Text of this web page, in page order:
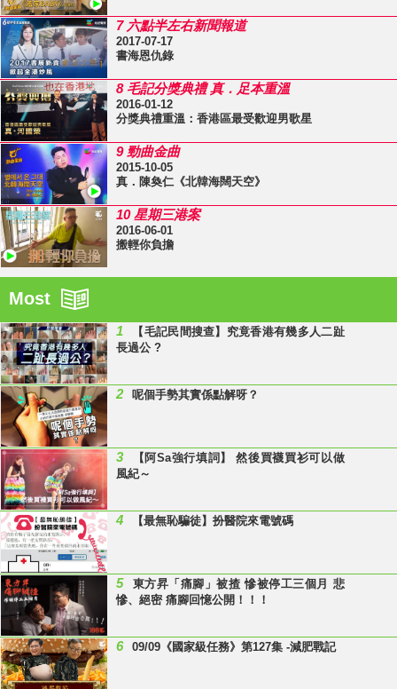
7 六點半左右新聞報道
2017-07-17
書海恩仇錄
8 毛記分獎典禮 真．足本重溫
2016-01-12
分獎典禮重溫：香港區最受歡迎男歌星
9 勁曲金曲
2015-10-05
真．陳奐仁《北韓海闊天空》
10 星期三港案
2016-06-01
搬輕你負擔
Most
1
【毛記民間搜查】究竟香港有幾多人二趾
長過公 ?
2 呢個手勢其實係點解呀？
3
【阿Sa強行填詞】 然後買襪買衫可以做
風紀～
4 【最無恥騙徒】扮醫院來電號碼
5
東方昇「痛腳」被揸 慘被停工三個月 悲
慘、絕密 痛腳回憶公開！！！
6 09/09《國家級任務》第127集 -減肥戰記